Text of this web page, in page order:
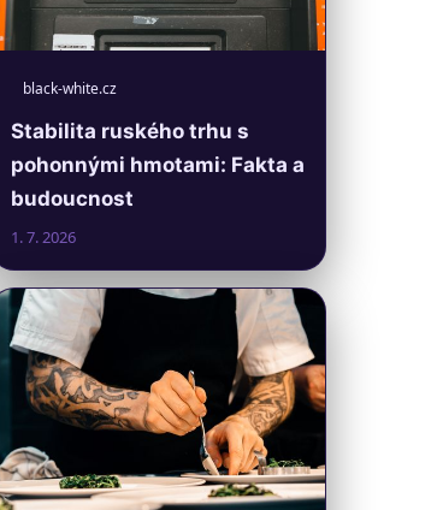
black-white.cz
Stabilita ruského trhu s
pohonnými hmotami: Fakta a
budoucnost
1. 7. 2026